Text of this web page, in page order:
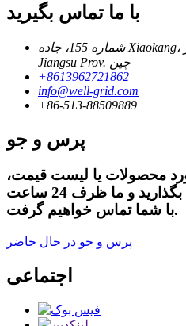
با ما تماس بگیرید
شماره 155، جاده Xiaokang، شهر Dongchen، شهر Rugao،
Jiangsu Prov. چین
+8613962721862
info@well-grid.com
+86-513-88509889
پرس و جو
محصولات یا لیست قیمت،
لطفا ایمیل خود را برای ما بگذارید و ما ظرف 24 ساعت
با شما تماس خواهیم گرفت.
پرس و جو در حال حاضر
اجتماعی